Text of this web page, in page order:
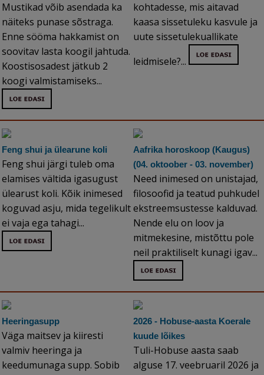
Mustikad võib asendada ka
näiteks punase sõstraga.
Enne sööma hakkamist on
soovitav lasta koogil jahtuda.
Koostisosadest jätkub 2
koogi valmistamiseks...
kohtadesse, mis aitavad
kaasa sissetuleku kasvule ja
uute sissetulekuallikate
leidmisele?...
Feng shui ja ülearune koli
Feng shui järgi tuleb oma
elamises vältida igasugust
ülearust koli. Kõik inimesed
koguvad asju, mida tegelikult
ei vaja ega tahagi...
Aafrika horoskoop (Kaugus)
(04. oktoober - 03. november)
Need inimesed on unistajad,
filosoofid ja teatud puhkudel
ekstreemsustesse kalduvad.
Nende elu on loov ja
mitmekesine, mistõttu pole
neil praktiliselt kunagi igav...
Heeringasupp
Väga maitsev ja kiiresti
valmiv heeringa ja
keedumunaga supp. Sobib
2026 - Hobuse-aasta Koerale
kuude lõikes
Tuli-Hobuse aasta saab
alguse 17. veebruaril 2026 ja